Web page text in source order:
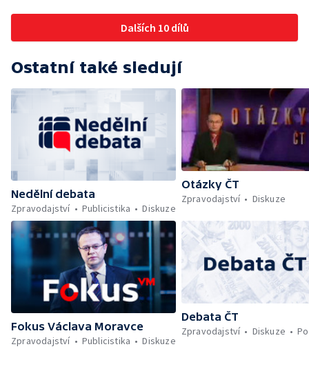
Dalších 10 dílů
Ostatní také sledují
Nedělní debata
Zpravodajství
Publicistika Diskuze
Otázky ČT
Zpravodajství
Diskuze
Fokus Václava Moravce
Zpravodajství
Publicistika Diskuze
Debata ČT
Zpravodajství
Diskuze